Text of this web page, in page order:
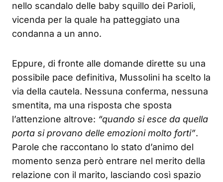
nello scandalo delle baby squillo dei Parioli,
vicenda per la quale ha patteggiato una
condanna a un anno.
Eppure, di fronte alle domande dirette su una
possibile pace definitiva, Mussolini ha scelto la
via della cautela. Nessuna conferma, nessuna
smentita, ma una risposta che sposta
l’attenzione altrove: “quando si esce da quella
porta si provano delle emozioni molto forti”.
Parole che raccontano lo stato d’animo del
momento senza però entrare nel merito della
relazione con il marito, lasciando così spazio